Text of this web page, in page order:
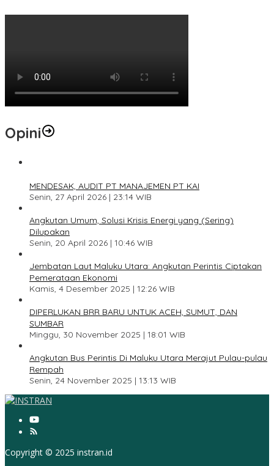
Opini
MENDESAK, AUDIT PT MANAJEMEN PT KAI
Senin, 27 April 2026 | 23:14 WIB
Angkutan Umum, Solusi Krisis Energi yang (Sering)
Dilupakan
Senin, 20 April 2026 | 10:46 WIB
Jembatan Laut Maluku Utara: Angkutan Perintis Ciptakan
Pemerataan Ekonomi
Kamis, 4 Desember 2025 | 12:26 WIB
DIPERLUKAN BRR BARU UNTUK ACEH, SUMUT, DAN
SUMBAR
Minggu, 30 November 2025 | 18:01 WIB
Angkutan Bus Perintis Di Maluku Utara Merajut Pulau-pulau
Rempah
Senin, 24 November 2025 | 13:13 WIB
Copyright © 2025 instran.id